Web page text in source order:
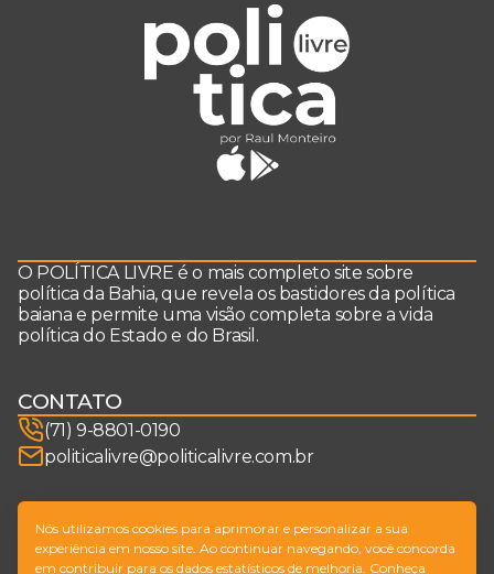
O POLÍTICA LIVRE é o mais completo site sobre
política da Bahia, que revela os bastidores da política
baiana e permite uma visão completa sobre a vida
política do Estado e do Brasil.
CONTATO
(71) 9-8801-0190
politicalivre@politicalivre.com.br
SIGA-NOS
Nós utilizamos cookies para aprimorar e personalizar a sua
experiência em nosso site. Ao continuar navegando, você concorda
em contribuir para os dados estatísticos de melhoria. Conheça